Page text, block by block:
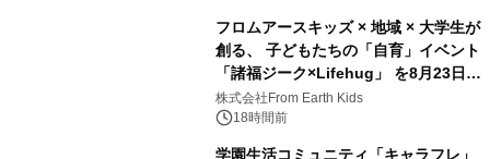
フロムアースキッズ × 地域 × 大学生が
創る、 子どもたちの「自育」イベント
「諸福ジーク×Lifehug」 を8月23日
(日)開催
株式会社From Earth Kids
18時間前
学園生活コミュニティ「キャラフレ」